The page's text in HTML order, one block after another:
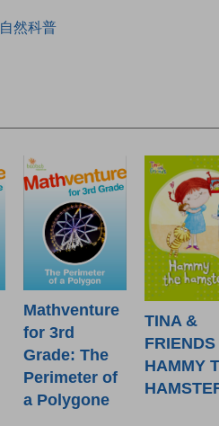
自然科普
Mathventure
for 3rd
Grade: The
Perimeter of
a Polygone
TINA &
HAMMY